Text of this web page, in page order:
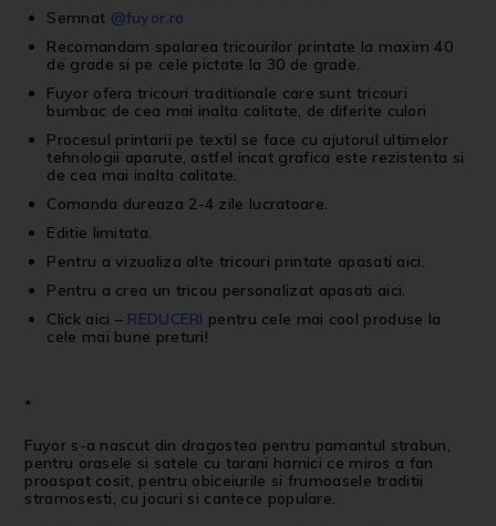
Semnat @fuyor.ro
Recomandam spalarea tricourilor printate la maxim 40
de grade si pe cele pictate la 30 de grade.
Fuyor ofera tricouri traditionale care sunt tricouri
bumbac de cea mai inalta calitate, de diferite culori
Procesul printarii pe textil se face cu ajutorul ultimelor
tehnologii aparute, astfel incat grafica este rezistenta si
de cea mai inalta calitate.
Comanda dureaza 2-4 zile lucratoare.
Editie limitata.
Pentru a vizualiza alte tricouri printate apasati aici.
Pentru a crea un tricou personalizat apasati aici.
Click aici – REDUCERI pentru cele mai cool produse la
cele mai bune preturi!
*
Fuyor s-a nascut din dragostea pentru pamantul strabun,
pentru orasele si satele cu tarani harnici ce miros a fan
proaspat cosit, pentru obiceiurile si frumoasele traditii
stramosesti, cu jocuri si cantece populare.